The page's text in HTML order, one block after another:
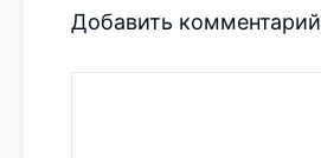
Добавить комментарий